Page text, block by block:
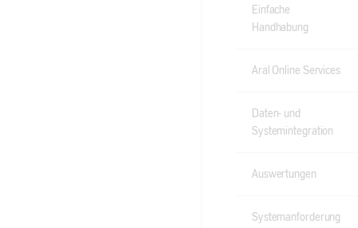
Einfache
Handhabung
Aral Online Services
Daten- und
Systemintegration
Auswertungen
Systemanforderung